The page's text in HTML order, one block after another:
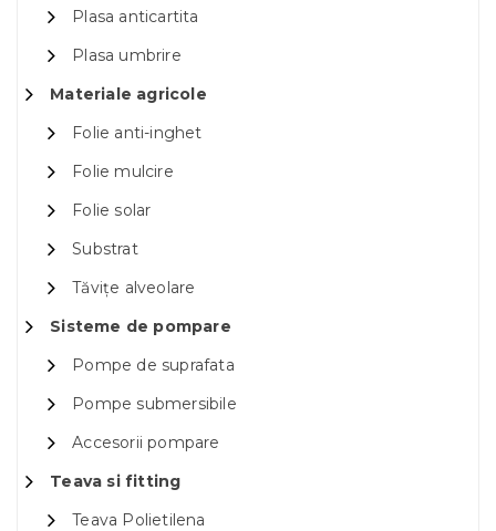
Plasa anticartita
Plasa umbrire
Materiale agricole
Folie anti-inghet
Folie mulcire
Folie solar
Substrat
Tăvițe alveolare
Sisteme de pompare
Pompe de suprafata
Pompe submersibile
Accesorii pompare
Teava si fitting
Teava Polietilena